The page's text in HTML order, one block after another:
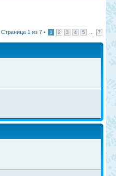
Страница 1 из 7 • 1 2 3 4 5 7